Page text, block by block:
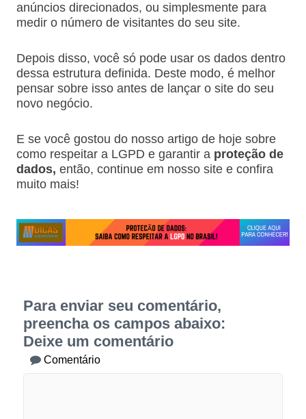
anúncios direcionados, ou simplesmente para
medir o número de visitantes do seu site.
Depois disso, você só pode usar os dados dentro
dessa estrutura definida. Deste modo, é melhor
pensar sobre isso antes de lançar o site do seu
novo negócio.
E se você gostou do nosso artigo de hoje sobre
como respeitar a LGPD e garantir a proteção de
dados, então, continue em nosso site e confira
muito mais!
Para enviar seu comentário,
preencha os campos abaixo:
Deixe um comentário
Comentário